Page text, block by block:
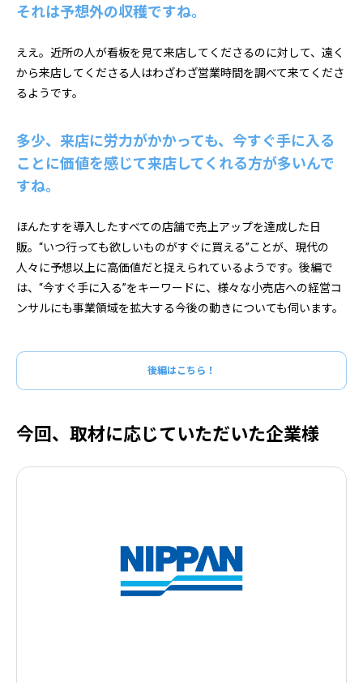
それは予想外の収穫ですね。
ええ。近所の人が看板を見て来店してくださるのに対して、遠く
から来店してくださる人はわざわざ営業時間を調べて来てくださ
るようです。
多少、来店に労力がかかっても、今すぐ手に入る
ことに価値を感じて来店してくれる方が多いんで
すね。
ほんたすを導入したすべての店舗で売上アップを達成した日
販。“いつ行っても欲しいものがすぐに買える”ことが、現代の
人々に予想以上に高価値だと捉えられているようです。後編で
は、“今すぐ手に入る”をキーワードに、様々な小売店への経営コ
ンサルにも事業領域を拡大する今後の動きについても伺います。
後編はこちら！
今回、取材に応じていただいた企業様